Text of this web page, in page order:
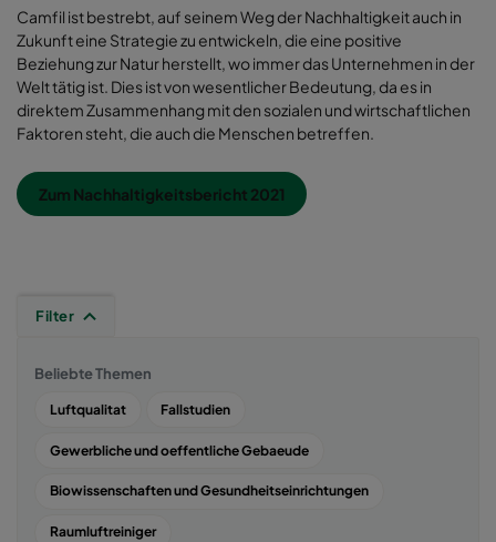
Camfil ist bestrebt, auf seinem Weg der Nachhaltigkeit auch in
Zukunft eine Strategie zu entwickeln, die eine positive
Beziehung zur Natur herstellt, wo immer das Unternehmen in der
Welt tätig ist. Dies ist von wesentlicher Bedeutung, da es in
direktem Zusammenhang mit den sozialen und wirtschaftlichen
Faktoren steht, die auch die Menschen betreffen.
Zum Nachhaltigkeitsbericht 2021
Filter
Beliebte Themen
Luftqualitat Fallstudien
Gewerbliche und oeffentliche Gebaeude
Biowissenschaften und Gesundheitseinrichtungen
Raumluftreiniger